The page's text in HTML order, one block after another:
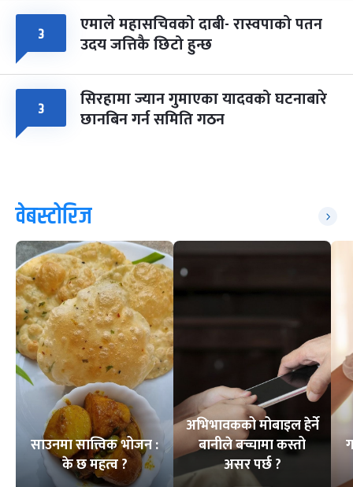
३ एमाले महासचिवको दाबी- रास्वपाको पतन
उदय जत्तिकै छिटो हुन्छ
३ सिरहामा ज्यान गुमाएका यादवको घटनाबारे
छानबिन गर्न समिति गठन
वेबस्टोरिज
साउनमा सात्त्विक भोजन :
के छ महत्व ?
अभिभावकको मोबाइल हेर्ने
बानीले बच्चामा कस्तो
असर पर्छ ?